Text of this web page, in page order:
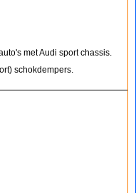
met Audi sport chassis.
schokdempers.